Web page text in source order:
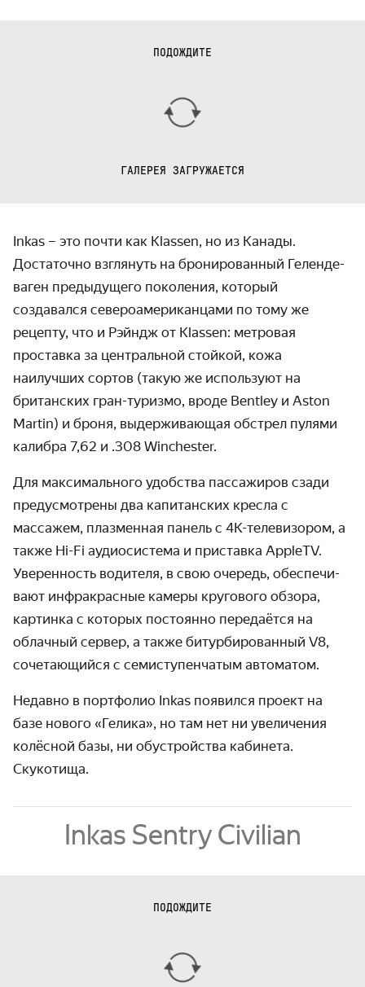
ПОДОЖДИТЕ
ГАЛЕРЕЯ ЗАГРУЖАЕТСЯ
Inkas – это почти как Klassen, но из Канады.
Достаточно взглянуть на брониро­ванный Геленде­
ваген предыдущего поколения, который
создавался северо­американцами по тому же
рецепту, что и Рэйндж от Klassen: метровая
проставка за централь­ной стойкой, кожа
наилучших сортов (такую же исполь­зуют на
британских гран-туризмо, вроде Bentley и Aston
Martin) и броня, выдержи­вающая обстрел пулями
калибра 7,62 и .308 Winchester.
Для максимального удобства пассажиров сзади
преду­смотрены два капитан­ских кресла с
массажем, плазменная панель с 4К-теле­визором, а
также Hi-Fi аудио­система и приставка AppleTV.
Уверен­ность водителя, в свою очередь, обеспечи­
вают инфра­красные камеры кругового обзора,
картинка с которых постоянно передаётся на
облачный сервер, а также битурбиро­ванный V8,
сочетаю­щийся с семиступен­чатым автоматом.
Недавно в портфолио Inkas появился проект на
базе нового «Гелика», но там нет ни увели­чения
колёсной базы, ни обустрой­ства кабинета.
Скукотища.
Inkas Sentry Civilian
ПОДОЖДИТЕ